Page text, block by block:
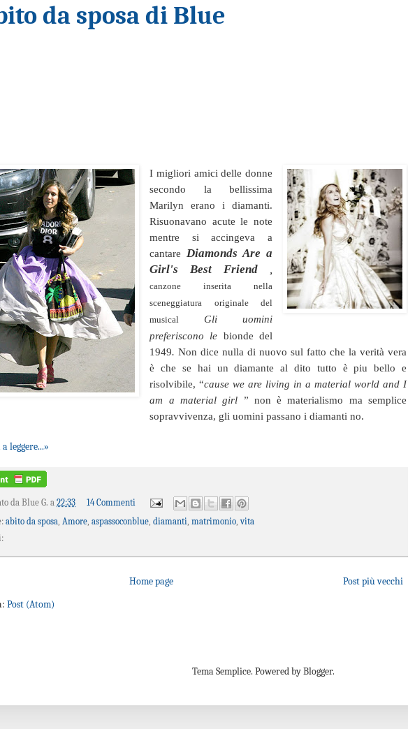
da sposa di Blue
I migliori amici delle donne
secondo la bellissima
Marilyn erano i diamanti.
Risuonavano acute le note
mentre si accingeva a
cantareDiamonds Are a
Girl's Best Friend
,
canzone inserita nella
sceneggiatura originale del
musical Gli uomini
preferiscono le bionde del
1949. Non dice nulla di nuovo sul fatto che la verità vera
è che se hai un diamante al dito tutto è piu bello e
risolvibile, “cause we are living in a material world and I
am a material girl ” non è materialismo ma semplice
sopravvivenza, gli uomini passano i diamanti no.
leggere...»
da Blue G. a 22:33
14 Commenti
abito da sposa Amore aspassoconblue diamanti matrimonio ,vita
Post più vecchi
Home page
Post (Atom)
Tema Semplice. Powered by Blogger.